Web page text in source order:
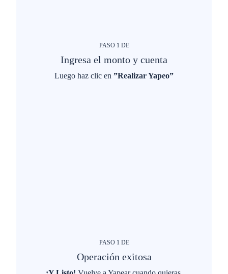
PASO 1 DE
Ingresa el monto y cuenta
Luego haz clic en ”Realizar Yapeo”
PASO 1 DE
Operación exitosa